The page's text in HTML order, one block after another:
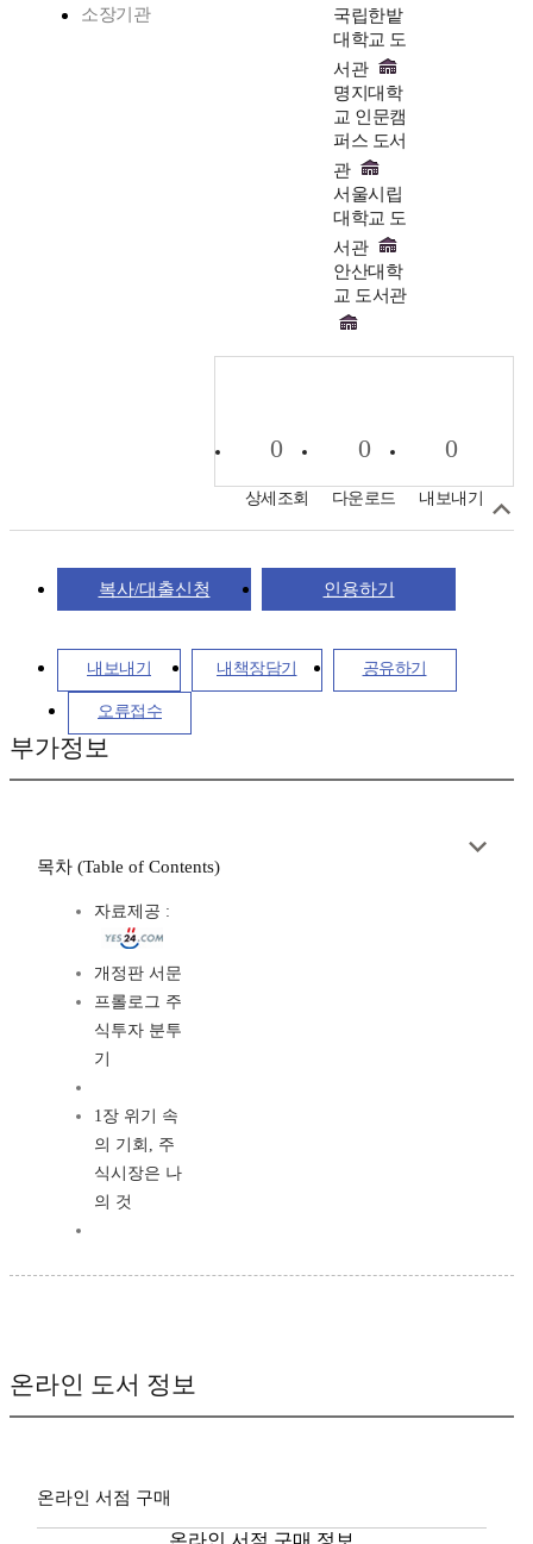
소장기관
국립한밭
대학교 도
서관
명지대학
교 인문캠
퍼스 도서
관
서울시립
대학교 도
서관
안산대학
교 도서관
0
상세조회
0
다운로드
0
내보내기
복사/대출신청 인용하기
내보내기 내책장담기 공유하기
오류접수
부가정보
목차 (Table of Contents)
자료제공 :
개정판 서문
프롤로그 주
식투자 분투
기
1장 위기 속
의 기회, 주
식시장은 나
의 것
온라인 도서 정보
온라인 서점 구매